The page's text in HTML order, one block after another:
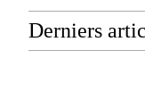
Derniers